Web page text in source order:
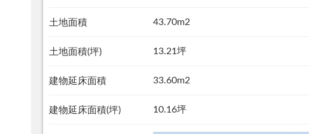
土地面積 43.70m2
土地面積(坪) 13.21坪
建物延床面積 33.60m2
建物延床面積(坪) 10.16坪